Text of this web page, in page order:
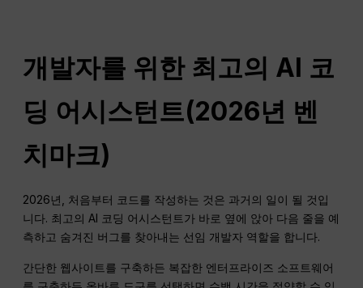
개발자를 위한 최고의 AI 코
딩 어시스턴트(2026년 벤
치마크)
2026년, 처음부터 코드를 작성하는 것은 과거의 일이 될 것입
니다. 최고의 AI 코딩 어시스턴트가 바로 옆에 앉아 다음 줄을 예
측하고 숨겨진 버그를 찾아내는 선임 개발자 역할을 합니다.
간단한 웹사이트를 구축하든 복잡한 엔터프라이즈 소프트웨어